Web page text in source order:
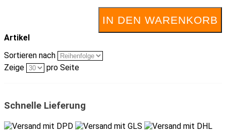
IN DEN WARENKORB
Artikel
Sortieren nach
Zeige
pro Seite
Schnelle Lieferung